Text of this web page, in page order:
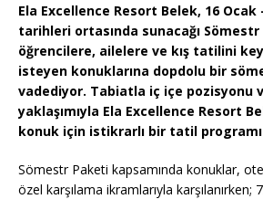
Ela Excellence Resort Belek, 16 Ocak
tarihleri ortasında sunacağı
öğrencilere, ailelere ve kış tatilini
isteyen konuklarına dopdolu bir
vadediyor. Tabiatla iç içe pozisyonu
yaklaşımıyla Ela Excellence Resort
konuk için istikrarlı bir tatil
Sömestr Paketi kapsamında konuklar,
özel karşılama ikramlarıyla karşılanırken;